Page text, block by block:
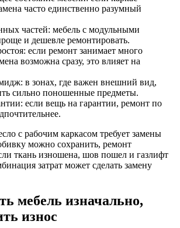
часто единственно разумный
частей: мебель с модульными
и дешевле ремонтировать.
если ремонт занимает много
возможна сразу, это влияет на
в зонах, где важен внешний вид,
сильно поношенные предметы.
если вещь на гарантии, ремонт по
с рабочим каркасом требует замены
можно сохранить, ремонт
ткань изношена, шов пошел и газлифт
затрат может сделать замену
мебель изначально,
износ